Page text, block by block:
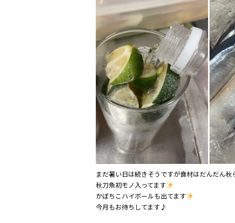
b
o
o
k
まだ暑い日は続きそうですが食材はだんだん
秋刀魚初モノ入ってます
かぼちこハイボールも出てます
今月もお待ちしてます♪